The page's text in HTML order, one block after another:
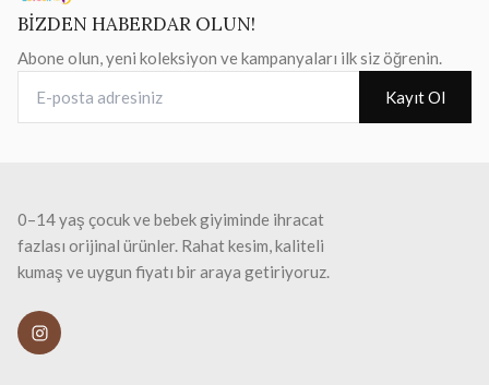
BİZDEN HABERDAR OLUN!
Abone olun, yeni koleksiyon ve kampanyaları ilk siz öğrenin.
Kayıt Ol
0–14 yaş çocuk ve bebek giyiminde ihracat
fazlası orijinal ürünler. Rahat kesim, kaliteli
kumaş ve uygun fiyatı bir araya getiriyoruz.